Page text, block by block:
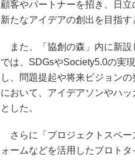
顧客やパートナーを招き、日
新たなアイデアの創出を目指す
また、「協創の森」内に新設
では、SDGsやSociety5.0の実
し、問題提起や将来ビジョン
において、アイデアソンやハ
とした。
さらに「プロジェクトスペー
ォームなどを活用したプロト